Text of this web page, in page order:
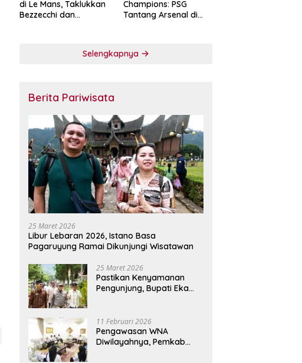
di Le Mans, Taklukkan
Bezzecchi dan
Champions: PSG
Tantang Arsenal di
Selengkapnya
Berita Pariwisata
25 Maret 2026
Libur Lebaran 2026, Istano Basa
Pagaruyung Ramai Dikunjungi Wisatawan
25 Maret 2026
Pastikan Kenyamanan
Pengunjung, Bupati Eka
Pagaruyuang
11 Februari 2026
Pengawasan WNA
Diwilayahnya, Pemkab